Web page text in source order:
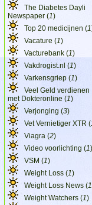
The Diabetes Dayli
Newspaper (1)
Top 20 medicijnen (1
Vacature (1)
Vacturebank (1)
Vakdrogist.nl (1)
Varkensgriep (1)
Veel Geld verdienen
met Dokteronline (1)
Verjonging (3)
Vet Vernietiger XTR (
Viagra (2)
Video voorlichting (1)
VSM (1)
Weight Loss (1)
Weight Loss News (1
Weight Watchers (1)